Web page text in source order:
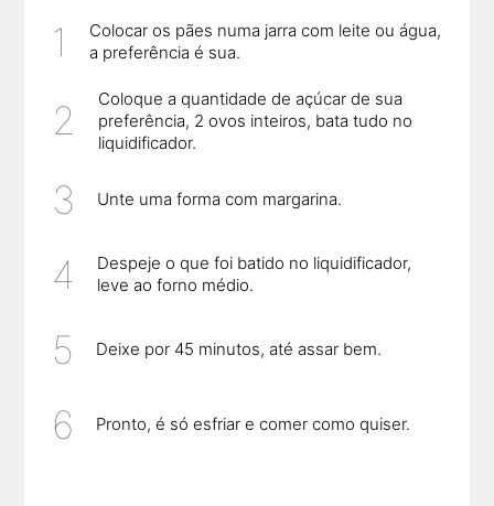
Colocar os pães numa jarra com leite ou água,
a preferência é sua.
Coloque a quantidade de açúcar de sua
preferência, 2 ovos inteiros, bata tudo no
liquidificador.
Unte uma forma com margarina.
Despeje o que foi batido no liquidificador,
leve ao forno médio.
Deixe por 45 minutos, até assar bem.
Pronto, é só esfriar e comer como quiser.